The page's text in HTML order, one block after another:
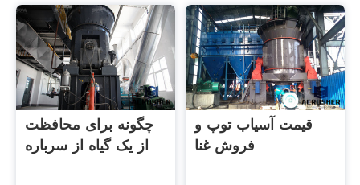
چگونه برای محافظت
از یک گیاه از سرباره
قیمت آسیاب توپ و
فروش غنا